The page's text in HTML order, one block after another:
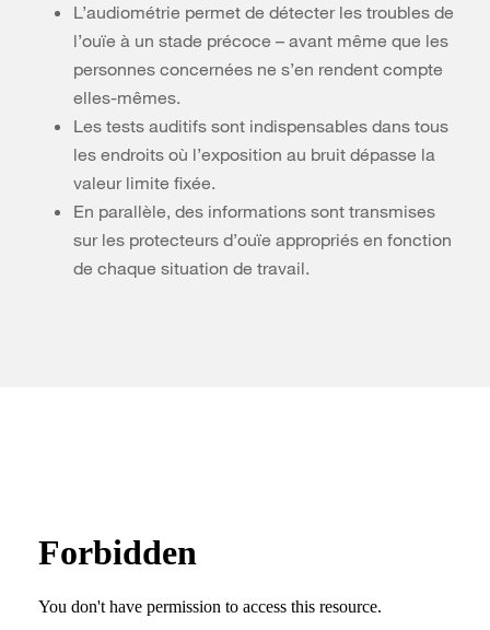
L’audiométrie permet de détecter les troubles de
l’ouïe à un stade précoce – avant même que les
personnes concernées ne s’en rendent compte
elles-mêmes.
Les tests auditifs sont indispensables dans tous
les endroits où l’exposition au bruit dépasse la
valeur limite fixée.
En parallèle, des informations sont transmises
sur les protecteurs d’ouïe appropriés en fonction
de chaque situation de travail.